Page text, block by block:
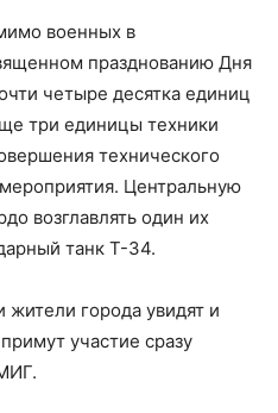
военных в
празднованию Дня
четыре десятка единиц
три единицы техники
технического
Центральную
возглавлять один их
танк Т-34.
города увидят и
участие сразу